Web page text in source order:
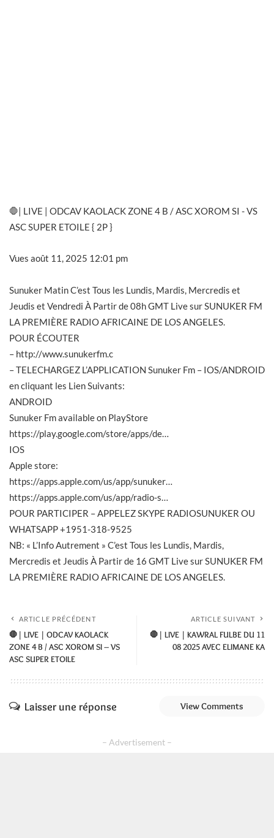
🛑| LIVE | ODCAV KAOLACK ZONE 4 B / ASC XOROM SI - VS
ASC SUPER ETOILE { 2P }
Vues août 11, 2025 12:01 pm
Sunuker Matin C’est Tous les Lundis, Mardis, Mercredis et
Jeudis et Vendredi À Partir de 08h GMT Live sur SUNUKER FM
LA PREMIÈRE RADIO AFRICAINE DE LOS ANGELES.
POUR ÉCOUTER
– http://www.sunukerfm.c
– TELECHARGEZ L’APPLICATION Sunuker Fm – IOS/ANDROID
en cliquant les Lien Suivants:
ANDROID
Sunuker Fm available on PlayStore
https://play.google.com/store/apps/de
IOS
Apple store:
https://apps.apple.com/us/app/sunuker
https://apps.apple.com/us/app/radio-s
POUR PARTICIPER – APPELEZ SKYPE RADIOSUNUKER OU
WHATSAPP +1951-318-9525
NB: « L’Info Autrement » C’est Tous les Lundis, Mardis,
Mercredis et Jeudis À Partir de 16 GMT Live sur SUNUKER FM
LA PREMIÈRE RADIO AFRICAINE DE LOS ANGELES.
ARTICLE PRÉCÉDENT
🛑| LIVE | ODCAV KAOLACK
ZONE 4 B / ASC XOROM SI – VS
ASC SUPER ETOILE
ARTICLE SUIVANT
🛑| LIVE | KAWRAL FULBE DU 11
08 2025 AVEC ELIMANE KA
Laisser une réponse View Comments
– Advertisement –